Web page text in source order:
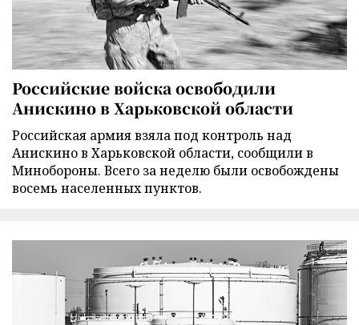
Российские войска освободили
Анискино в Харьковской области
Российская армия взяла под контроль над
Анискино в Харьковской области, сообщили в
Минобороны. Всего за неделю были освобождены
восемь населенных пунктов.